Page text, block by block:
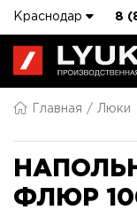
Краснодар 8
Главная Люки
ФЛЮР